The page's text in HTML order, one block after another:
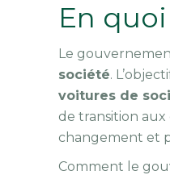
En
Le
société.
voitures de
de transition
changement et
Comment le